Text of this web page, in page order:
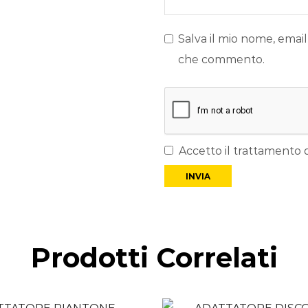
Salva il mio nome,
che commento.
Accetto il trattamento
Prodotti Correlati